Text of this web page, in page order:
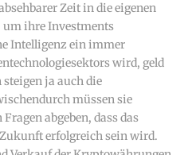
Zeit in die eigenen
um ihre Investments
Intelligenz ein immer
wird, geld
ja auch die
müssen sie
abgeben, dass das
erfolgreich sein wird.